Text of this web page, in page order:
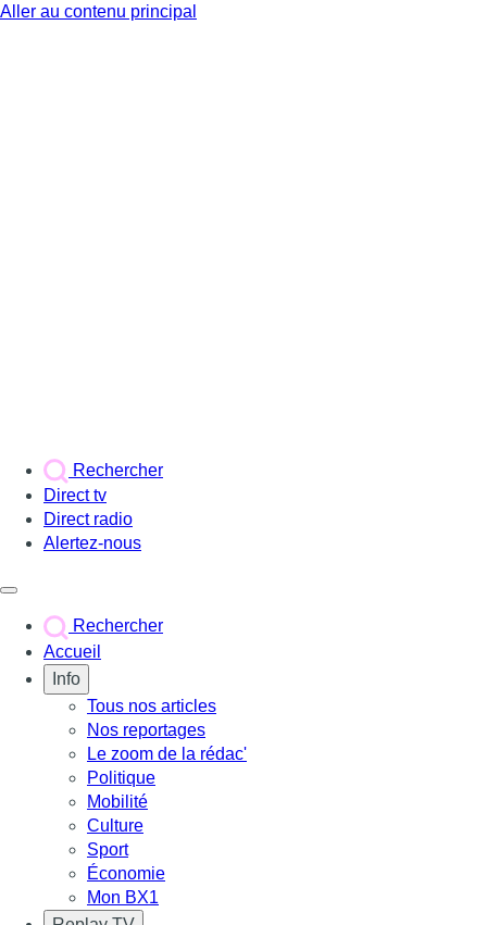
Aller au contenu principal
Rechercher
Direct tv
Direct radio
Alertez-nous
Rechercher
Accueil
Info
Tous nos articles
Nos reportages
Le zoom de la rédac'
Politique
Mobilité
Culture
Sport
Économie
Mon BX1